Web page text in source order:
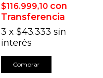
$116.999,10 con
Transferencia
3 x $43.333 sin
interés
Comprar